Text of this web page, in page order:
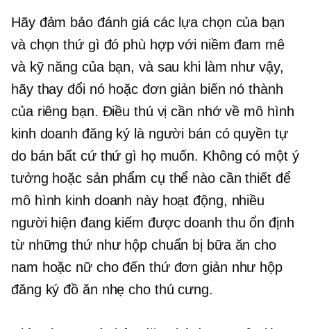
Hãy đảm bảo đánh giá các lựa chọn của bạn
và chọn thứ gì đó phù hợp với niềm đam mê
và kỹ năng của bạn, và sau khi làm như vậy,
hãy thay đổi nó hoặc đơn giản biến nó thành
của riêng bạn. Điều thú vị cần nhớ về mô hình
kinh doanh đăng ký là người bán có quyền tự
do bán bất cứ thứ gì họ muốn. Không có một ý
tưởng hoặc sản phẩm cụ thể nào cần thiết để
mô hình kinh doanh này hoạt động, nhiều
người hiện đang kiếm được doanh thu ổn định
từ những thứ như hộp chuẩn bị bữa ăn cho
nam hoặc nữ cho đến thứ đơn giản như hộp
đăng ký đồ ăn nhẹ cho thú cưng.